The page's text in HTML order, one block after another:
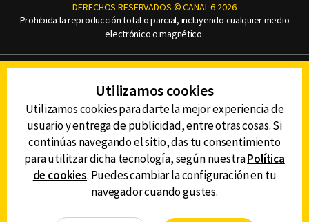
DERECHOS RESERVADOS © CANAL 6 2026
Prohibida la reproducción total o parcial, incluyendo cualquier medio
electrónico o magnético.
AVISO DE PRIVACIDAD
DEFENSORÍA DE LAS AUDIENCIAS
DESCARGA LA APP DE CANAL 6
Utilizamos cookies
Utilizamos cookies para darte la mejor experiencia de
usuario y entrega de publicidad, entre otras cosas. Si
continúas navegando el sitio, das tu consentimiento
para utilitzar dicha tecnología, según nuestraPolítica
de cookies. Puedes cambiar la configuración en tu
navegador cuando gustes.